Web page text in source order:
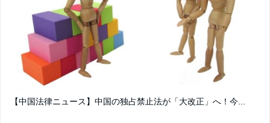
【中国法律ニュース】中国の独占禁止法が「大改正」へ！今...